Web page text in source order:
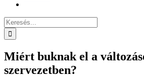
Keresés...
Miért buknak el a
szervezetben?